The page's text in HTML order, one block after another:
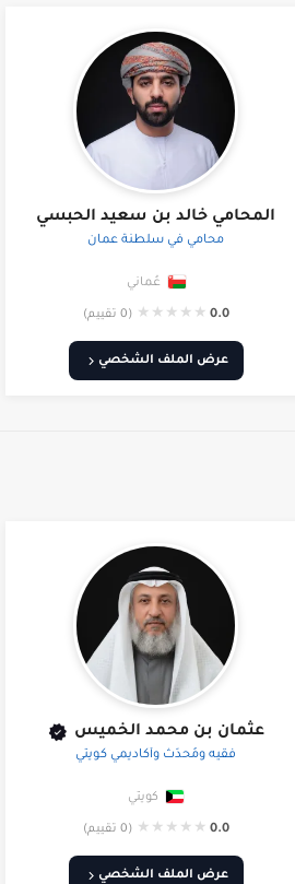
المحامي خالد بن سعيد الحبسي
محامي في سلطنة عمان
عُماني
0.0
★
★
★
★
★ (0 تقييم)
عرض الملف الشخصي
عثمان بن محمد الخميس
فقيه ومُحدِّث وأكاديمي كويتي
كويتي
0.0
★
★
★
★
★ (0 تقييم)
عرض الملف الشخصي